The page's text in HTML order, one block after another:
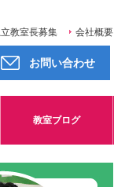
教室長募集
会社概要
お問い合わせ
教室ブログ